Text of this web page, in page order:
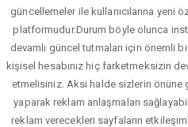
güncellemeler ile kullanıcılarına yeni
platformudur.Durum böyle olunca
devamlı güncel tutmaları için önemli
kişisel hesabınız hiç farketmeksizin
etmelisiniz. Aksi halde sizlerin
yaparak reklam anlaşmaları
reklam verecekleri sayfaların